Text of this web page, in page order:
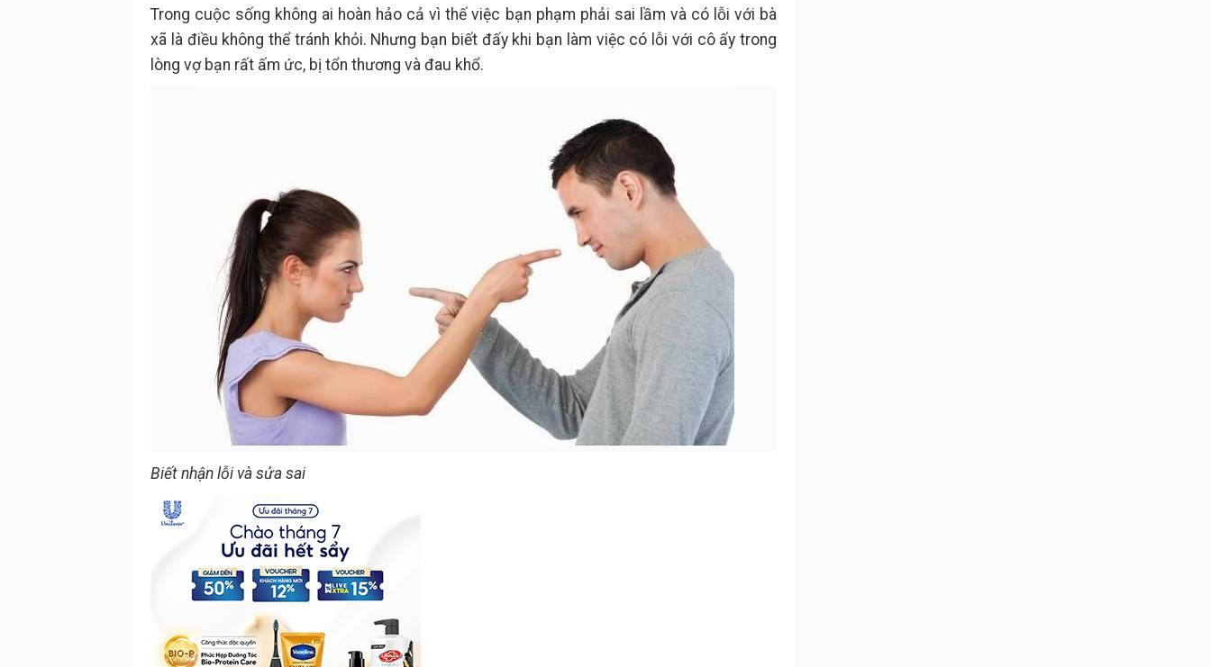
Trong cuộc sống không ai hoàn hảo cả vì thế việc bạn phạm phải sai lầm và có lỗi với bà
xã là điều không thể tránh khỏi. Nhưng bạn biết đấy khi bạn làm việc có lỗi với cô ấy trong
lòng vợ bạn rất ấm ức, bị tổn thương và đau khổ.
Biết nhận lỗi và sửa sai